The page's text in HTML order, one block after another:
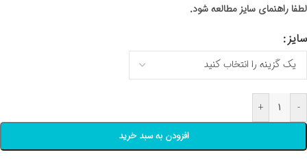
لطفا راهنمای سایز مطالعه شود.
سایز
-
+
افزودن به سبد خرید